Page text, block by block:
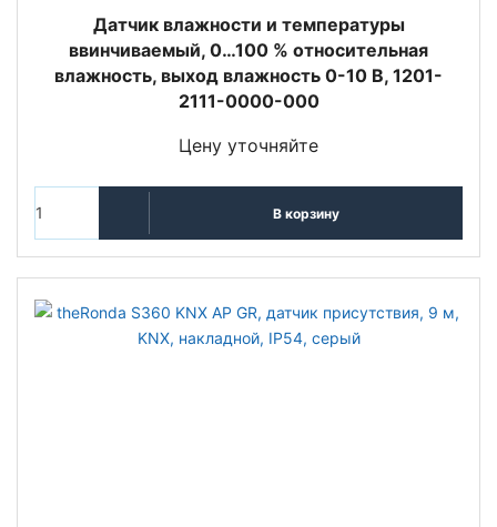
Датчик влажности и температуры
ввинчиваемый, 0…100 % относительная
влажность, выход влажность 0-10 В, 1201-
2111-0000-000
Цену уточняйте
В корзину